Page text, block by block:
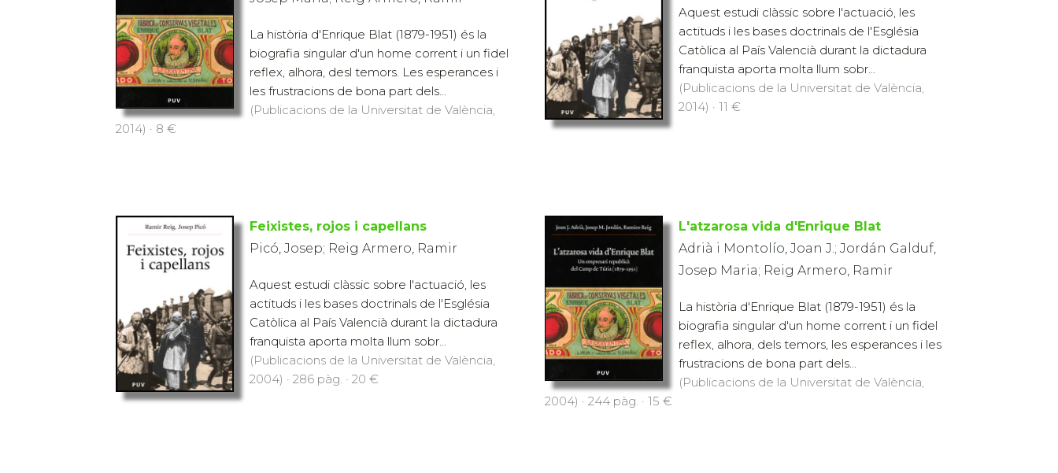
La història d'Enrique Blat (1879-1951) és la
biografia singular d'un home corrent i un fidel
reflex, alhora, desl temors. Les esperances i
les frustracions de bona part dels...
(Publicacions de la Universitat de València,
2014) · 8 €
Aquest estudi clàssic sobre l'actuació, les
actituds i les bases doctrinals de l'Església
Catòlica al País Valencià durant la dictadura
franquista aporta molta llum sobr...
(Publicacions de la Universitat de València,
2014) · 11 €
Feixistes, rojos i capellans
Picó, Josep; Reig Armero, Ramir
Aquest estudi clàssic sobre l'actuació, les
actituds i les bases doctrinals de l'Església
Catòlica al País Valencià durant la dictadura
franquista aporta molta llum sobr...
(Publicacions de la Universitat de València,
2004) · 286 pàg. · 20 €
L'atzarosa vida d'Enrique Blat
Adrià i Montolío, Joan J.; Jordán Galduf,
Josep Maria; Reig Armero, Ramir
La història d'Enrique Blat (1879-1951) és la
biografia singular d'un home corrent i un fidel
reflex, alhora, dels temors, les esperances i les
frustracions de bona part dels...
(Publicacions de la Universitat de València,
2004) · 244 pàg. · 15 €